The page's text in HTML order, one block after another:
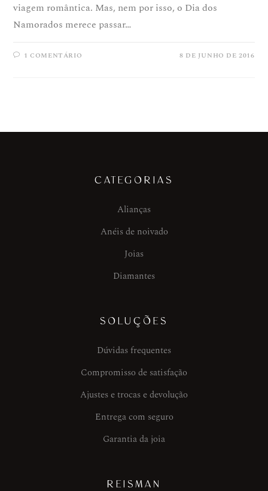
viagem romântica. Mas, nem por isso, o Dia dos
Namorados merece passar…
1 COMENTÁRIO 8 DE JUNHO DE 2016
CATEGORIAS
Alianças
Anéis de noivado
Joias
Diamantes
SOLUÇÕES
Dúvidas frequentes
Compromisso de satisfação
Ajustes e trocas e devolução
Entrega com seguro
Garantia da joia
REISMAN